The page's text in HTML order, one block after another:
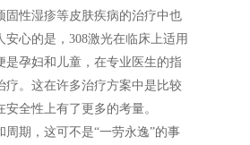
固性湿疹等皮肤疾病的治疗中也
安心的是，308激光在临床上适用
是孕妇和儿童，在专业医生的指
疗。这在许多治疗方案中是比较
全性上有了更多的考量。
周期，这可不是“一劳永逸”的事